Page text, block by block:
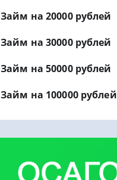
Займ на 20000 рублей
Займ на 30000 рублей
Займ на 50000 рублей
Займ на 100000 рублей